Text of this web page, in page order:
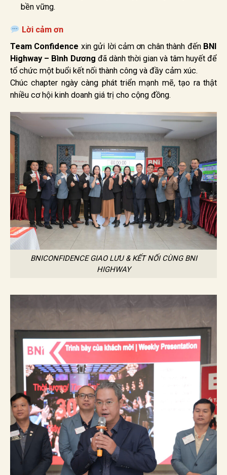
bền vững.
Lời cảm ơn
Team Confidence xin gửi lời cảm ơn chân thành đến BNI
Highway – Bình Dương đã dành thời gian và tâm huyết để
tổ chức một buổi kết nối thành công và đầy cảm xúc.
Chúc chapter ngày càng phát triển mạnh mẽ, tạo ra thật
nhiều cơ hội kinh doanh giá trị cho cộng đồng.
BNICONFIDENCE GIAO LƯU & KẾT NỐI CÙNG BNI
HIGHWAY